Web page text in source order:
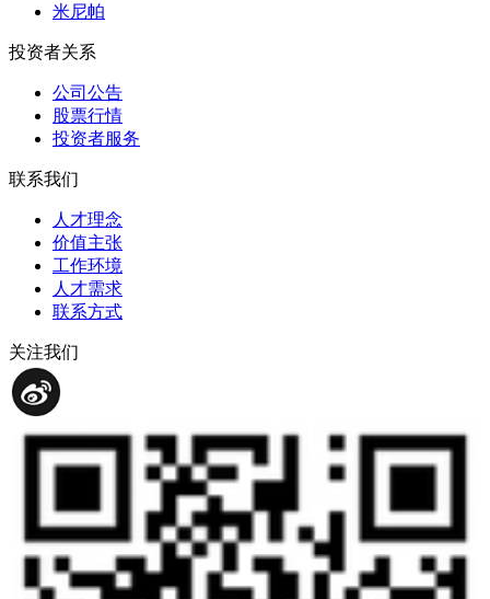
米尼帕
投资者关系
公司公告
股票行情
投资者服务
联系我们
人才理念
价值主张
工作环境
人才需求
联系方式
关注我们